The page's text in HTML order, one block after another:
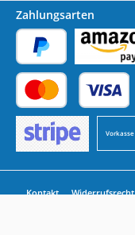
Zahlungsarten
PayPal Amazon Pay
Kredit- oder Debitkarte
Vorkasse
Kontakt Widerrufsrecht